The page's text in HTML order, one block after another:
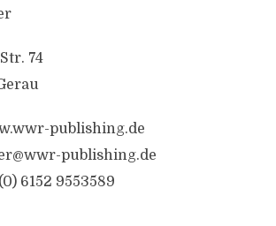
74
publishing.de
publishing.de
6152 9553589